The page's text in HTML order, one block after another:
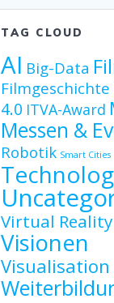
TAG CLOUD
AI Big-Data
Filmgeschichte
4.0 ITVA-Award
Messen &
Robotik Smart Cities
Virtual Reality
Visionen
Visualisation